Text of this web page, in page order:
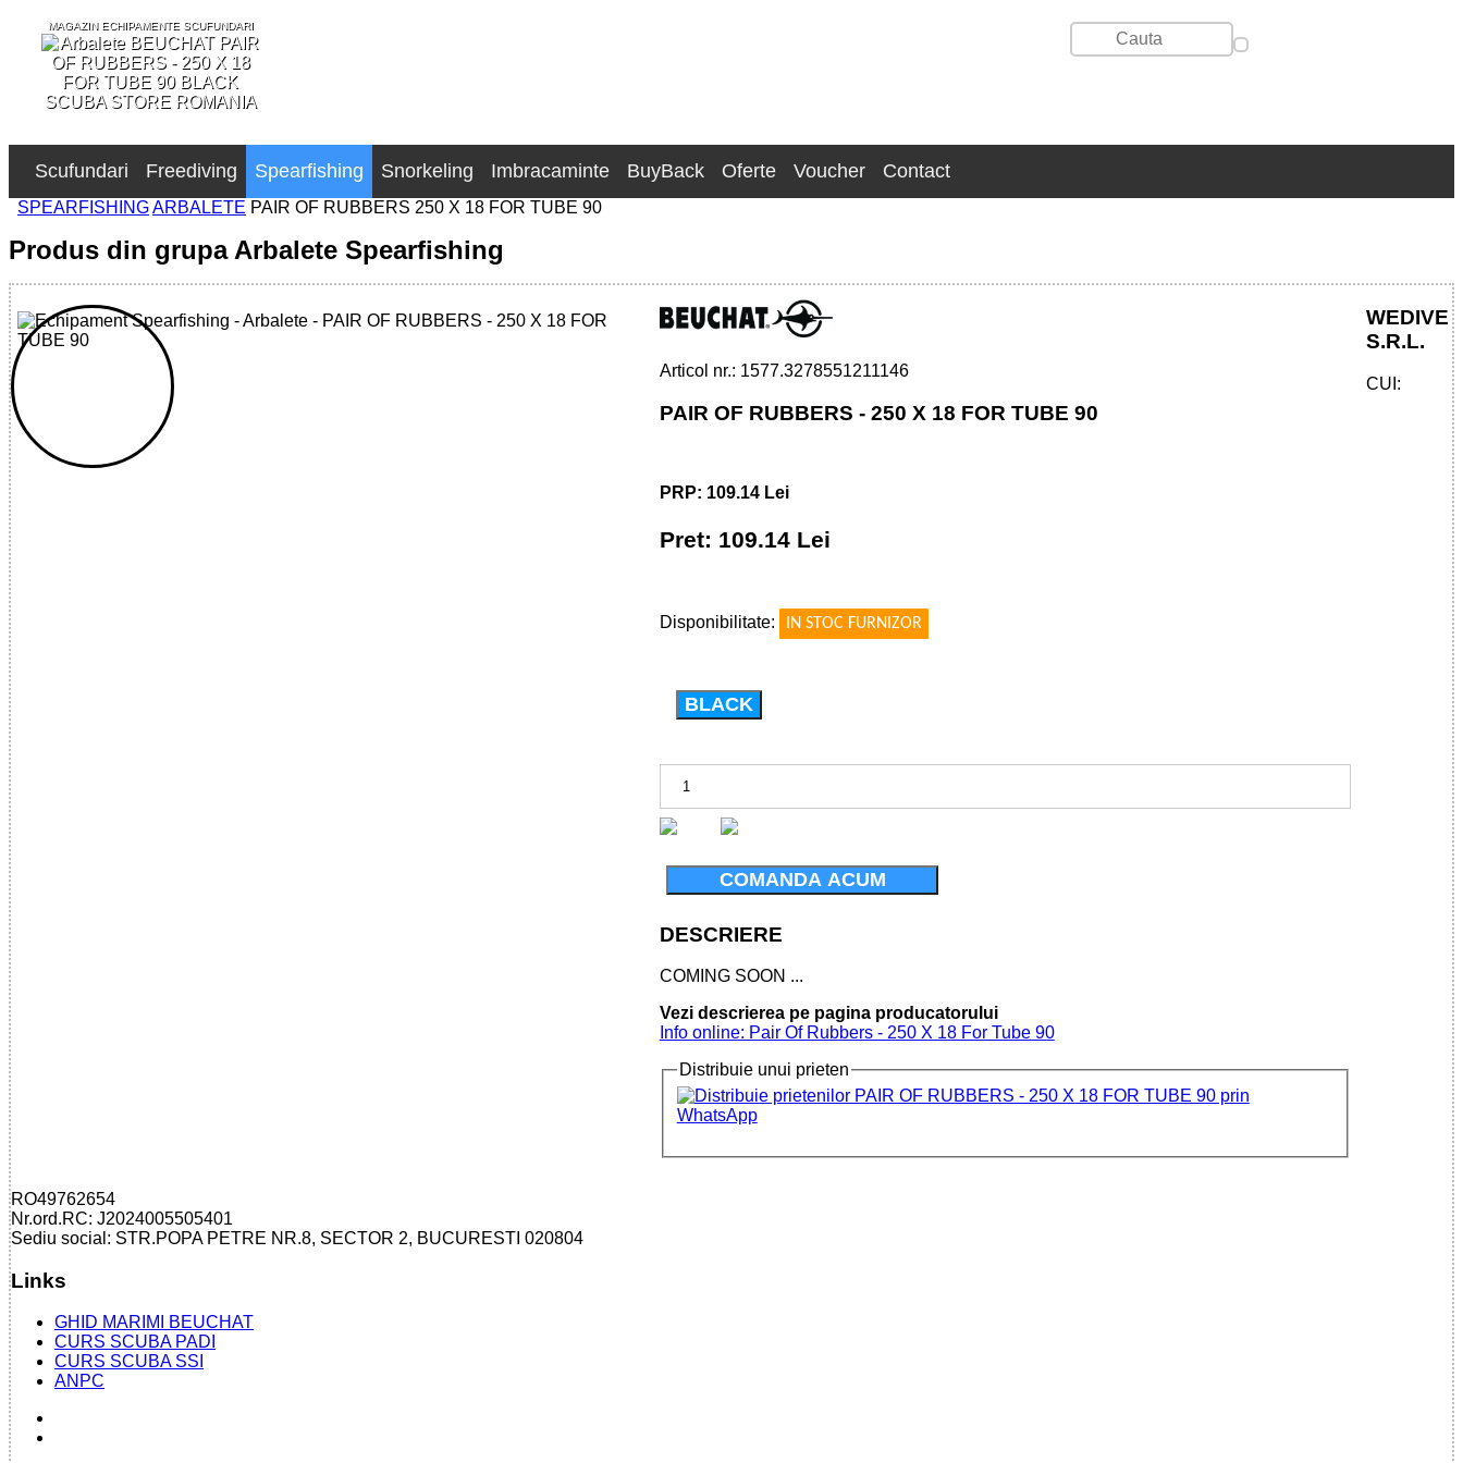
MAGAZIN ECHIPAMENTE SCUFUNDARI
SCUBA STORE ROMANIA
Scufundari Freediving Spearfishing Snorkeling Imbracaminte BuyBack Oferte Voucher Contact
SPEARFISHINGARBALETE PAIR OF RUBBERS 250 X 18 FOR TUBE 90
Produs din grupa Arbalete Spearfishing
32785512111 - PAIR OF RUBBERS - 250 X 18 FOR TUBE 90
Articol nr.: 1577.3278551211146
PAIR OF RUBBERS - 250 X 18 FOR TUBE 90
PRP: 109.14 Lei
Pret: 109.14 Lei
Disponibilitate:
IN STOC FURNIZOR
BLACK
COMANDA ACUM
DESCRIERE
COMING SOON ...
Vezi descrierea pe pagina producatorului
Info online: Pair Of Rubbers - 250 X 18 For Tube 90
Distribuie unui prieten
WEDIVE
S.R.L.
CUI:
RO49762654
Nr.ord.RC: J2024005505401
Sediu social: STR.POPA PETRE NR.8, SECTOR 2, BUCURESTI 020804
Links
GHID MARIMI BEUCHAT
CURS SCUBA PADI
CURS SCUBA SSI
ANPC